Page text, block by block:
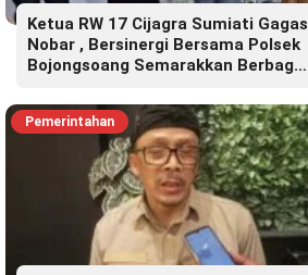
Ketua RW 17 Cijagra Sumiati Gagas
Nobar , Bersinergi Bersama Polsek
Bojongsoang Semarakkan Berbagi
Pemerintahan